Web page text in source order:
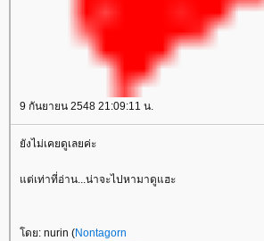
9 กันยายน 2548 21:09:11 น.
ังไม่เคยดูเลยค่ะ
ต่เท่าที่อ่าน...น่าจะไปหามาดูแฮะ
ดย: nurin (Nontagorn